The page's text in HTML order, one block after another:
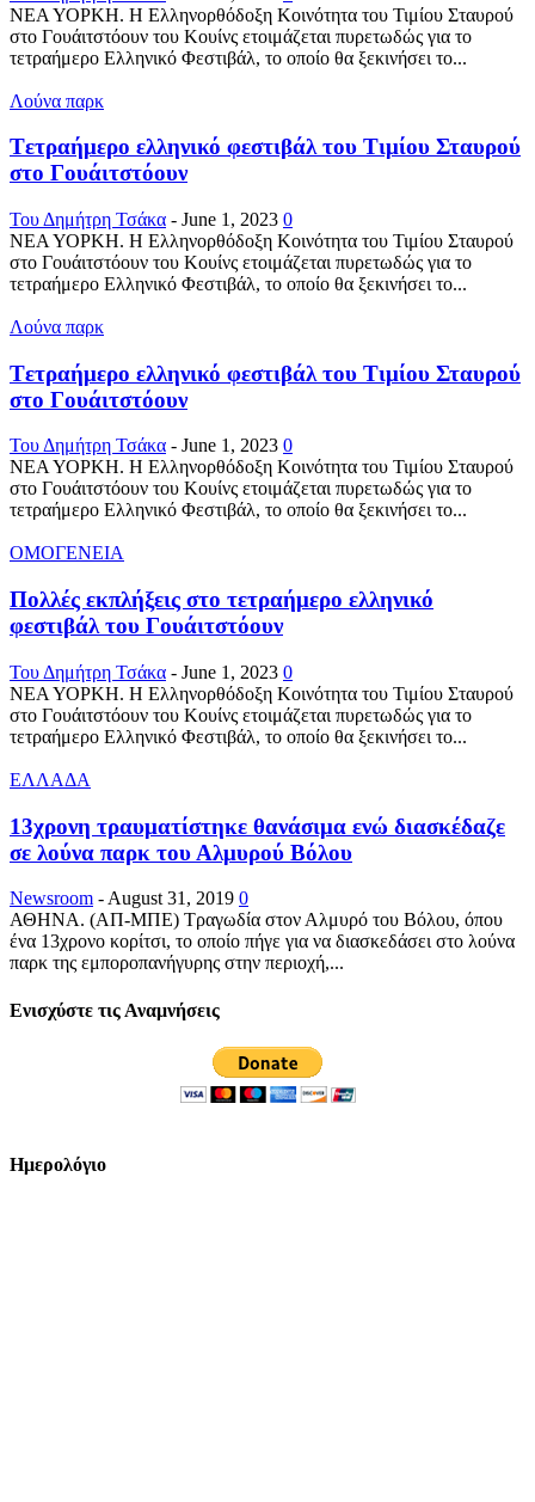
ΝΕΑ ΥΟΡΚΗ. Η Ελληνορθόδοξη Κοινότητα του Τιμίου Σταυρού
στο Γουάιτστόουν του Κουίνς ετοιμάζεται πυρετωδώς για το
τετραήμερο Ελληνικό Φεστιβάλ, το οποίο θα ξεκινήσει το...
Λούνα παρκ
Tετραήμερο ελληνικό φεστιβάλ του Τιμίου Σταυρού
στο Γουάιτστόουν
Του Δημήτρη Τσάκα - June 1, 2023 0
ΝΕΑ ΥΟΡΚΗ. Η Ελληνορθόδοξη Κοινότητα του Τιμίου Σταυρού
στο Γουάιτστόουν του Κουίνς ετοιμάζεται πυρετωδώς για το
τετραήμερο Ελληνικό Φεστιβάλ, το οποίο θα ξεκινήσει το...
Λούνα παρκ
Tετραήμερο ελληνικό φεστιβάλ του Τιμίου Σταυρού
στο Γουάιτστόουν
Του Δημήτρη Τσάκα - June 1, 2023 0
ΝΕΑ ΥΟΡΚΗ. Η Ελληνορθόδοξη Κοινότητα του Τιμίου Σταυρού
στο Γουάιτστόουν του Κουίνς ετοιμάζεται πυρετωδώς για το
τετραήμερο Ελληνικό Φεστιβάλ, το οποίο θα ξεκινήσει το...
ΟΜΟΓΕΝΕΙΑ
Πολλές εκπλήξεις στο τετραήμερο ελληνικό
φεστιβάλ του Γουάιτστόουν
Του Δημήτρη Τσάκα - June 1, 2023 0
ΝΕΑ ΥΟΡΚΗ. Η Ελληνορθόδοξη Κοινότητα του Τιμίου Σταυρού
στο Γουάιτστόουν του Κουίνς ετοιμάζεται πυρετωδώς για το
τετραήμερο Ελληνικό Φεστιβάλ, το οποίο θα ξεκινήσει το...
ΕΛΛΑΔΑ
13χρονη τραυματίστηκε θανάσιμα ενώ διασκέδαζε
σε λούνα παρκ του Αλμυρού Βόλου
Newsroom - August 31, 2019 0
ΑΘΗΝΑ. (ΑΠ-ΜΠΕ) Τραγωδία στον Αλμυρό του Βόλου, όπου
ένα 13χρονο κορίτσι, το οποίο πήγε για να διασκεδάσει στο λούνα
παρκ της εμποροπανήγυρης στην περιοχή,...
Ενισχύστε τις Αναμνήσεις
Ημερολόγιο